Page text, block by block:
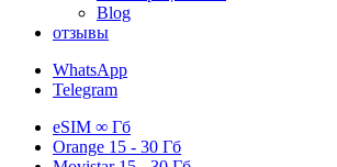
Blog
отзывы
WhatsApp
Telegram
eSIM ∞ Гб
Orange 15 - 30 Гб